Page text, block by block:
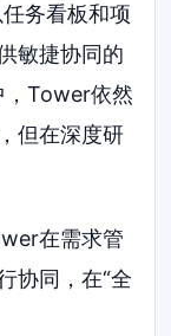
务看板和项
敏捷协同的
，Tower依然
但在深度研
在需求管
协同，在“全